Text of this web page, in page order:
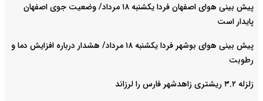
پیش بینی هوای اصفهان فردا یکشنبه ۱۸ مرداد/ وضعیت جوی اصفهان
پایدار است
پیش بینی هوای بوشهر فردا یکشنبه ۱۸ مرداد/ هشدار درباره افزایش دما و
رطوبت
زلزله ۳.۲ ریشتری زاهدشهر فارس را لرزاند